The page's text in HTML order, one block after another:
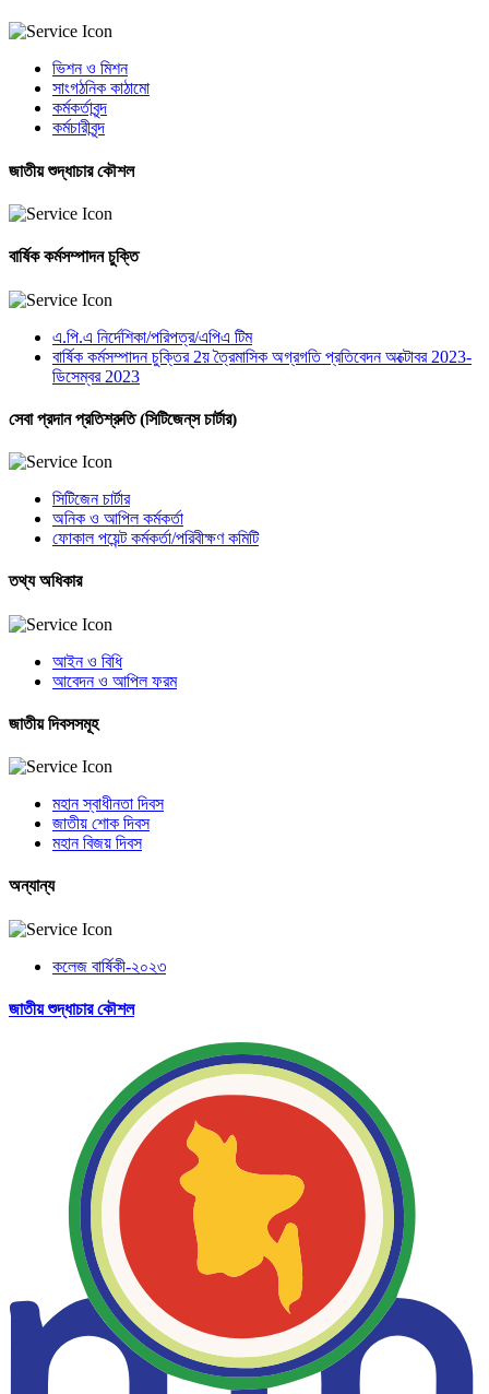
ভিশন ও মিশন
সাংগঠনিক কাঠামো
কর্মকর্তাবৃন্দ
কর্মচারীবৃন্দ
জাতীয় শুদ্ধাচার কৌশল
বার্ষিক কর্মসম্পাদন চুক্তি
এ.পি.এ নির্দেশিকা/পরিপত্র/এপিএ টিম
বার্ষিক কর্মসম্পাদন চুক্তির 2য় ত্রৈমাসিক অগ্রগতি প্রতিবেদন অক্টোবর 2023-
ডিসেম্বর 2023
সেবা প্রদান প্রতিশ্রুতি (সিটিজেন্‌স চার্টার)
সিটিজেন চার্টার
অনিক ও আপিল কর্মকর্তা
ফোকাল পয়েন্ট কর্মকর্তা/পরিবীক্ষণ কমিটি
তথ্য অধিকার
আইন ও বিধি
আবেদন ও আপিল ফরম
জাতীয় দিবসসমূহ
মহান স্বাধীনতা দিবস
জাতীয় শোক দিবস
মহান বিজয় দিবস
অন্যান্য
কলেজ বার্ষিকী-২০২৩
জাতীয় শুদ্ধাচার কৌশল